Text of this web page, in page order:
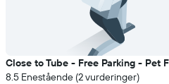
Close to Tube - Free Parking - Pet
8.5 Enestående (2 vurderinger)